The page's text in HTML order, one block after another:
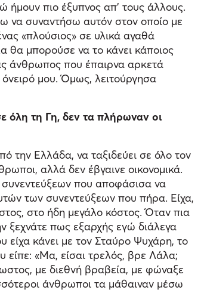
ήμουν πιο έξυπνος απ’ τους άλλους.
να συναντήσω αυτόν στον οποίο με
«πλούσιος» σε υλικά αγαθά
θα μπορούσε να το κάνει κάποιος
άνθρωπος που έπαιρνα αρκετά
μου. Όμως, λειτούργησα
όλη τη Γη, δεν τα πλήρωναν οι
την Ελλάδα, να ταξιδεύει σε όλο τον
αλλά δεν έβγαινε οικονομικά.
συνεντεύξεων που αποφάσισα να
των συνεντεύξεων που πήρα. Είχα,
στο ήδη μεγάλο κόστος. Όταν πια
ξεχνάτε πως εξαρχής εγώ διάλεγα
κάνει με τον Σταύρο Ψυχάρη, το
είπε: «Μα, είσαι τρελός, βρε Λάλα;
με διεθνή βραβεία, με φώναξε
άνθρωποι τα μάθαιναν μέσω